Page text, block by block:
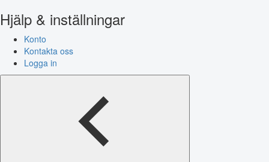
Hjälp & inställningar
Konto
Kontakta oss
Logga in